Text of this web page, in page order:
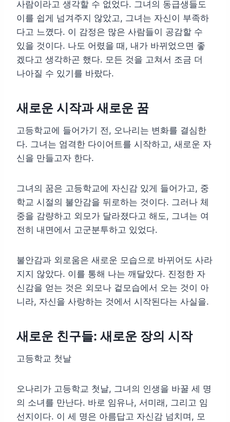
사람이라고 생각할 수 없었다. 그녀의 동급생들도
이를 쉽게 넘겨주지 않았고, 그녀는 자신이 부족하
다고 느꼈다. 이 감정은 많은 사람들이 공감할 수
있을 것이다. 나도 어렸을 때, 내가 바뀌었으면 좋
겠다고 생각하곤 했다. 모든 것을 고쳐서 조금 더
나아질 수 있기를 바랐다.
새로운 시작과 새로운 꿈
고등학교에 들어가기 전, 오나리는 변화를 결심한
다. 그녀는 엄격한 다이어트를 시작하고, 새로운 자
신을 만들고자 한다.
그녀의 꿈은 고등학교에 자신감 있게 들어가고, 중
학교 시절의 불안감을 뒤로하는 것이다. 그러나 체
중을 감량하고 외모가 달라졌다고 해도, 그녀는 여
전히 내면에서 고군분투하고 있었다.
불안감과 외로움은 새로운 모습으로 바뀌어도 사라
지지 않았다. 이를 통해 나는 깨달았다. 진정한 자
신감을 얻는 것은 외모나 겉모습에서 오는 것이 아
니라, 자신을 사랑하는 것에서 시작된다는 사실을.
새로운 친구들: 새로운 장의 시작
고등학교 첫날
오나리가 고등학교 첫날, 그녀의 인생을 바꿀 세 명
의 소녀를 만난다. 바로 임유나, 서미래, 그리고 임
선지이다. 이 세 명은 아름답고 자신감 넘치며, 모